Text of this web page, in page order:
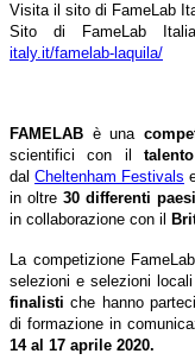
Visita il sito di FameLab
Sito di FameLab
italy.it/famelab-laquila/
FAMELAB è una
scientifici con il talento
dal Cheltenham Festivals
in oltre 30 differenti paesi
in collaborazione con il
La competizione
selezioni e selezioni
finalisti che hanno
di formazione in
14 al 17 aprile 2020.